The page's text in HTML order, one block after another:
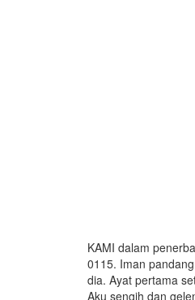
KAMI dalam
0115. Iman
dia. Ayat pertama
Aku sengih dan